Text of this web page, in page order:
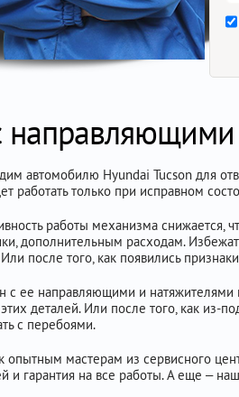
автомобилю Hyundai Tucson для
работать только при исправном
работы механизма снижается,
дополнительным расходам.
после того, как появились
ее направляющими и натяжителями
деталей. Или после того, как из-
с перебоями.
опытным мастерам из сервисного
и гарантия на все работы. А еще –